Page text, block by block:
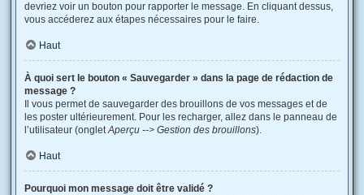
devriez voir un bouton pour rapporter le message. En cliquant dessus,
vous accéderez aux étapes nécessaires pour le faire.
Haut
À quoi sert le bouton « Sauvegarder » dans la page de rédaction de
message ?
Il vous permet de sauvegarder des brouillons de vos messages et de
les poster ultérieurement. Pour les recharger, allez dans le panneau de
l’utilisateur (ongletAperçu --> Gestion des brouillons).
Haut
Pourquoi mon message doit être validé ?